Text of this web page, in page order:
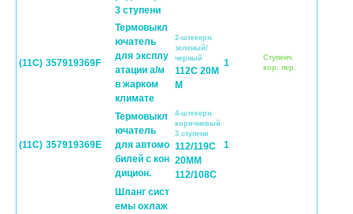
3 ступени
(11C) 357919369F
Термовыкл
ючатель
для эксплу
атации а/м
в жарком
климате
2-штекерн.
зеленый/
черный
112C 20M
M
1
Cтупенч.
кор. пер.
(11C) 357919369E
Термовыкл
ючатель
для автомо
билей с кон
дицион.
4-штекерн.
коричневый
3 ступени
112/119C
20MM
112/108C
1
Шланг сист
емы охлаж